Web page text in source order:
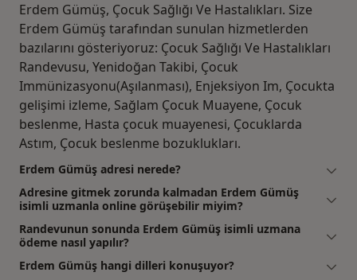
Erdem Gümüş, Çocuk Sağlığı Ve Hastalıkları. Size
Erdem Gümüş tarafından sunulan hizmetlerden
bazılarını gösteriyoruz: Çocuk Sağlığı Ve Hastalıkları
Randevusu, Yenidoğan Takibi, Çocuk
Immünizasyonu(Aşılanması), Enjeksiyon Im, Çocukta
gelişimi izleme, Sağlam Çocuk Muayene, Çocuk
beslenme, Hasta çocuk muayenesi, Çocuklarda
Astım, Çocuk beslenme bozuklukları.
Erdem Gümüş adresi nerede?
Adresine gitmek zorunda kalmadan Erdem Gümüş
isimli uzmanla online görüşebilir miyim?
Randevunun sonunda Erdem Gümüş isimli uzmana
ödeme nasıl yapılır?
Erdem Gümüş hangi dilleri konuşuyor?